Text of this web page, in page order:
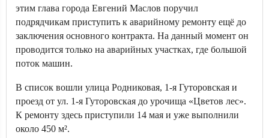
этим глава города Евгений Маслов поручил
подрядчикам приступить к аварийному ремонту ещё до
заключения основного контракта. На данный момент он
проводится только на аварийных участках, где большой
поток машин.
В список вошли улица Родниковая, 1-я Гуторовская и
проезд от ул. 1-я Гуторовская до урочища «Цветов лес».
К ремонту здесь приступили 14 мая и уже выполнили
около 450 м².